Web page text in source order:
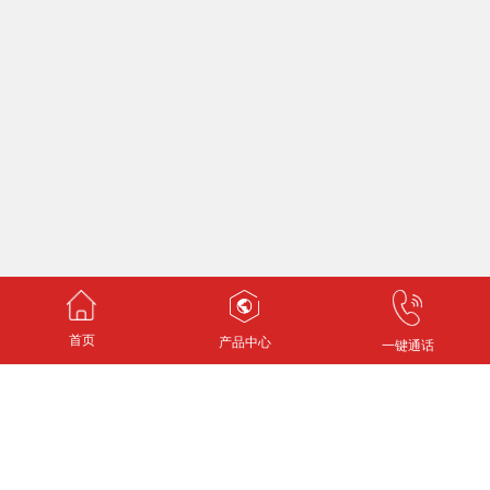
首页 产品中心 一键通话